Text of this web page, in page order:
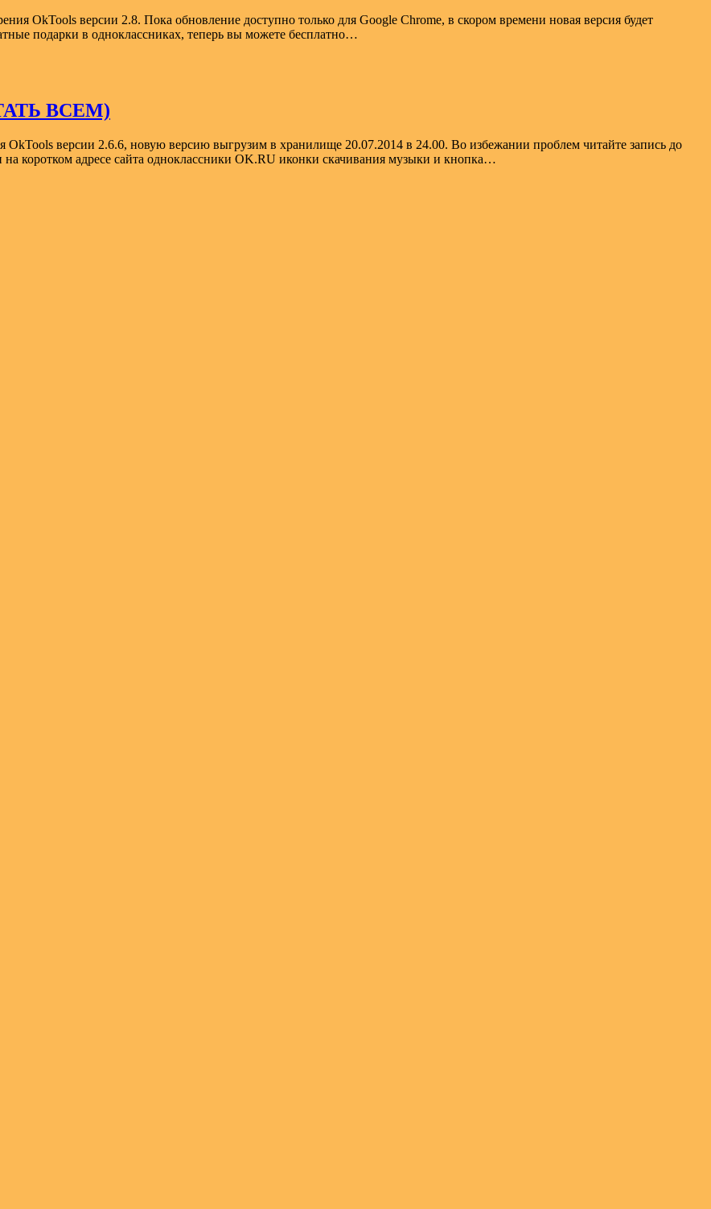
OkTools версии 2.8. Пока обновление доступно только для Google Chrome, в скором времени новая версия будет
подарки в одноклассниках, теперь вы можете бесплатно…
ВСЕМ)
OkTools версии 2.6.6, новую версию выгрузим в хранилище 20.07.2014 в 24.00. Во избежании проблем читайте запись до
коротком адресе сайта одноклассники OK.RU иконки скачивания музыки и кнопка…